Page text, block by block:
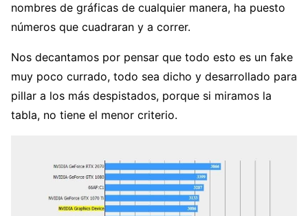
nombres de gráficas de cualquier manera, ha puesto
números que cuadraran y a correr.
Nos decantamos por pensar que todo esto es un fake
muy poco currado, todo sea dicho y desarrollado para
pillar a los más despistados, porque si miramos la
tabla, no tiene el menor criterio.